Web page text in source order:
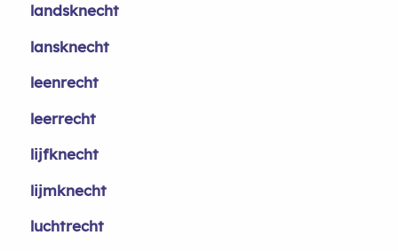
landsknecht
lansknecht
leenrecht
leerrecht
lijfknecht
lijmknecht
luchtrecht